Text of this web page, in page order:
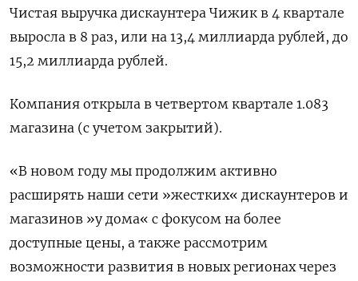
Чистая выручка дискаунтера Чижик в 4 квартале
выросла в 8 раз, или на 13,4 миллиарда рублей, до
15,2 миллиарда рублей.
Компания открыла в четвертом квартале 1.083
магазина (с учетом закрытий).
«В новом году мы продолжим активно
расширять наши сети »жестких« дискаунтеров и
магазинов »у дома« с фокусом на более
доступные цены, а также рассмотрим
возможности развития в новых регионах через